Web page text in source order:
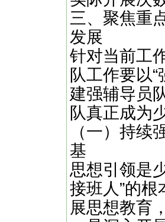
三、聚焦重
发展
针对当前工
队工作要以
建强辅导员
队真正成为
（一）持
基
思想引领是
接班人”的
展思想教育